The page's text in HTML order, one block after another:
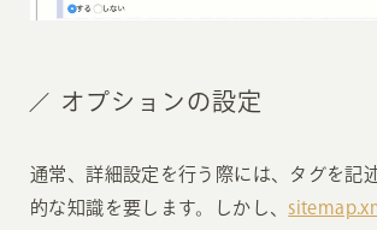
オプションの設定
通常、詳細設定を行う際には、タグを記
的な知識を要します。しかし、